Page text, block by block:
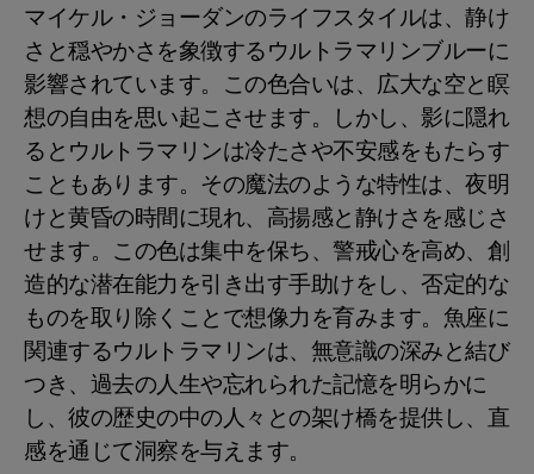
マイケル・ジョーダンのライフスタイルは、静け
さと穏やかさを象徴するウルトラマリンブルーに
影響されています。この色合いは、広大な空と瞑
想の自由を思い起こさせます。しかし、影に隠れ
るとウルトラマリンは冷たさや不安感をもたらす
こともあります。その魔法のような特性は、夜明
けと黄昏の時間に現れ、高揚感と静けさを感じさ
せます。この色は集中を保ち、警戒心を高め、創
造的な潜在能力を引き出す手助けをし、否定的な
ものを取り除くことで想像力を育みます。魚座に
関連するウルトラマリンは、無意識の深みと結び
つき、過去の人生や忘れられた記憶を明らかに
し、彼の歴史の中の人々との架け橋を提供し、直
感を通じて洞察を与えます。